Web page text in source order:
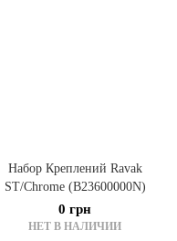
Набор Креплений Ravak
ST/Chrome (B23600000N)
0 грн
НЕТ В НАЛИЧИИ